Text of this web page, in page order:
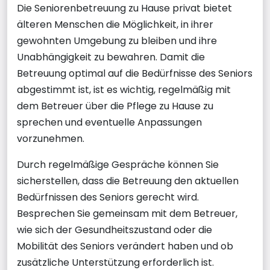
Die Seniorenbetreuung zu Hause privat bietet
älteren Menschen die Möglichkeit, in ihrer
gewohnten Umgebung zu bleiben und ihre
Unabhängigkeit zu bewahren. Damit die
Betreuung optimal auf die Bedürfnisse des Seniors
abgestimmt ist, ist es wichtig, regelmäßig mit
dem Betreuer über die Pflege zu Hause zu
sprechen und eventuelle Anpassungen
vorzunehmen.
Durch regelmäßige Gespräche können Sie
sicherstellen, dass die Betreuung den aktuellen
Bedürfnissen des Seniors gerecht wird.
Besprechen Sie gemeinsam mit dem Betreuer,
wie sich der Gesundheitszustand oder die
Mobilität des Seniors verändert haben und ob
zusätzliche Unterstützung erforderlich ist.